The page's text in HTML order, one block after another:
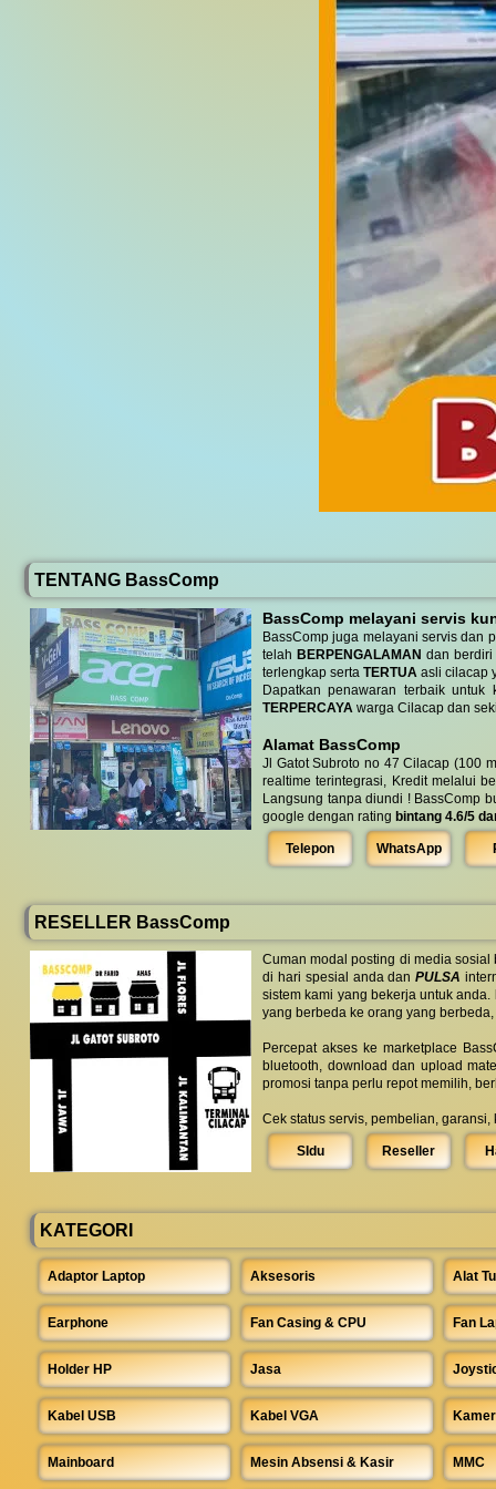
TENTANG BassComp
BassComp melayani servis
BassComp juga melayani servis dan
telah BERPENGALAMAN dan berdiri
terlengkap serta TERTUA asli cilacap
Dapatkan penawaran terbaik
TERPERCAYA warga Cilacap dan
Alamat BassComp
Jl Gatot Subroto no 47 Cilacap (100
realtime terintegrasi, Kredit melalui
Langsung tanpa diundi ! BassComp
google dengan rating bintang 4.6/5
Telepon WhatsApp
RESELLER BassComp
Cuman modal posting di media
di hari spesial anda danPULSA
sistem kami yang bekerja untuk anda.
yang berbeda ke orang yang
Percepat akses ke marketplace
bluetooth, download dan upload
promosi tanpa perlu repot memilih,
Cek status servis, pembelian,
SIdu Reseller
KATEGORI
Adaptor Laptop Aksesoris Alat
Earphone Fan Casing & CPU Fan
Holder HP Jasa
Kabel USB Kabel VGA
Mainboard Mesin Absensi & Kasir MMC